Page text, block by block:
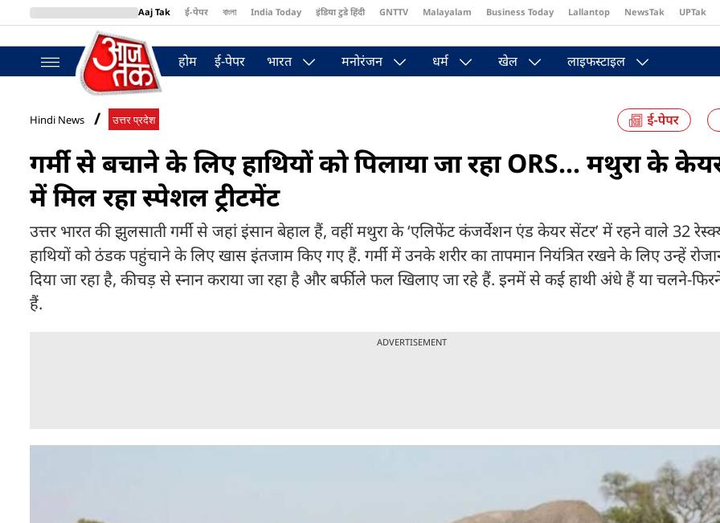
Aaj Tak ई-पेपर বাংলা India Today इंडिया टुडे हिंदी GNTTV Malayalam Business Today Lallantop NewsTak UPTak
BT Bazaar
होम ई-पेपर भारत मनोरंजन धर्म खेल लाइफस्टाइल
Hindi News उत्तर प्रदेश
गर्मी से बचाने के लिए हाथियों को पिलाया जा रहा ORS... मथुरा के
में मिल रहा स्पेशल ट्रीटमेंट
उत्तर भारत की झुलसाती गर्मी से जहां इंसान बेहाल हैं, वहीं मथुरा के ‘एलिफेंट कंजर्वेशन एंड केयर सेंटर’ में रहने वाले 32
हाथियों को ठंडक पहुंचाने के लिए खास इंतजाम किए गए हैं. गर्मी में उनके शरीर का तापमान नियंत्रित रखने के लिए उन्हें
दिया जा रहा है, कीचड़ से स्नान कराया जा रहा है और बर्फीले फल खिलाए जा रहे हैं. इनमें से कई हाथी अंधे हैं या चलने-
हैं.
ADVERTISEMENT